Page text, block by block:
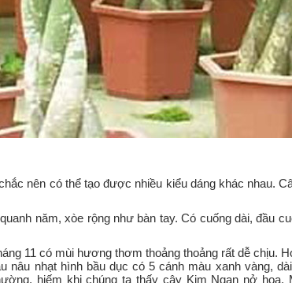
nên có thể tạo được nhiều kiểu dáng khác nhau.
năm, xòe rộng như bàn tay. Có cuống dài, đầu
11 có mùi hương thơm thoảng thoảng rất dễ chịu.
nhạt hình bầu dục có 5 cánh màu xanh vàng,
hiếm khi chúng ta thấy cây Kim Ngan nở hoa.